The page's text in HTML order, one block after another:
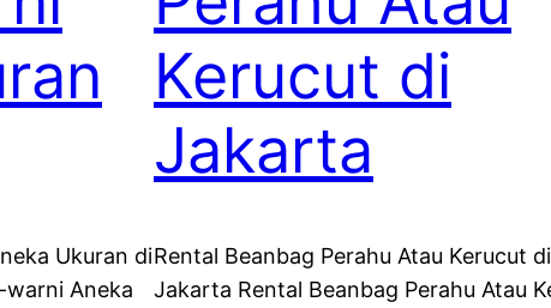
Ukuran di
warni Aneka
Kerucut di
Jakarta
Rental Beanbag Perahu Atau Kerucut di
Jakarta Rental Beanbag Perahu Atau